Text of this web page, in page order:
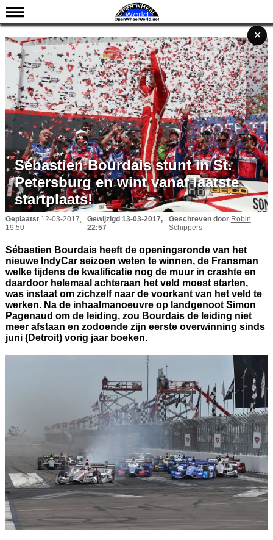
Nieuws
Kalender
Uitslagen
Standen
Coureurs
Teams
IndyCar 101
Indy 500
English
Sébastien Bourdais stunt in St.
Petersburg en wint vanaf laatste
startplaats!
Geplaatst 12-03-2017,
19:50
Gewijzigd 13-03-2017,
22:57
Geschreven door Robin
Schippers
Sébastien Bourdais heeft de openingsronde van het
nieuwe IndyCar seizoen weten te winnen, de Fransman
welke tijdens de kwalificatie nog de muur in crashte en
daardoor helemaal achteraan het veld moest starten,
was instaat om zichzelf naar de voorkant van het veld te
werken. Na de inhaalmanoeuvre op landgenoot Simon
Pagenaud om de leiding, zou Bourdais de leiding niet
meer afstaan en zodoende zijn eerste overwinning sinds
juni (Detroit) vorig jaar boeken.
✕
✕
✕
✕